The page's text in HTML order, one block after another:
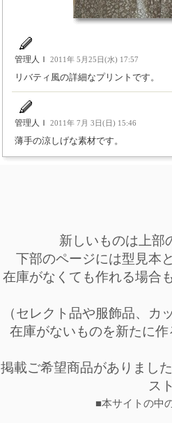
管理人Ｉ 2011年 5月25日(水) 17:57
リバティ風の詳細なプリントです。
管理人Ｉ 2011年 7月 3日(日) 15:46
薄手の涼しげな素材です。
新しいものは上部
下部のページには型見本
在庫がなくても作れる場合
（セレクト品や服飾品、
在庫がないものを新たに
掲載ご希望商品がありまし
ス
■本サイトの中